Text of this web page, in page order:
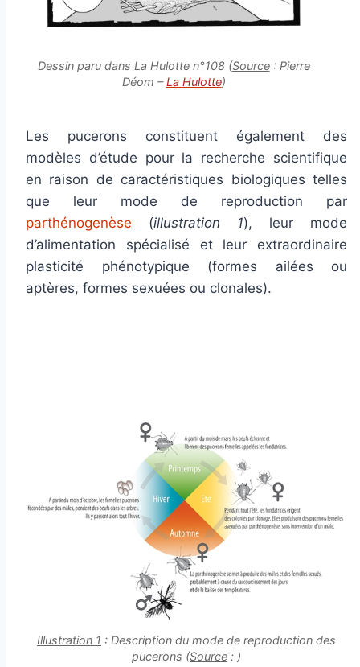
Dessin paru dans La Hulotte n°108 (Source: Pierre
Déom –La Hulotte)
Les pucerons constituent également des
modèles d’étude pour la recherche scientifique
en raison de caractéristiques biologiques telles
que leur mode de reproduction par
parthénogenèse (illustration 1), leur mode
d’alimentation spécialisé et leur extraordinaire
plasticité phénotypique (formes ailées ou
aptères, formes sexuées ou clonales).
Illustration 1 : Description du mode de reproduction des
pucerons (Source : )